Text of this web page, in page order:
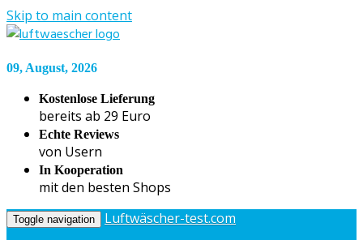
Skip to main content
09, August, 2026
Kostenlose Lieferung
bereits ab 29 Euro
Echte Reviews
von Usern
In Kooperation
mit den besten Shops
Toggle navigation
Luftwäscher-test.com